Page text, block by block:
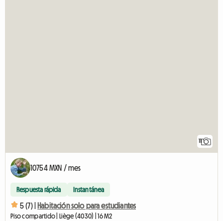
11
10754 MXN / mes
Respuesta rápida Instantánea
5 (7) | Habitación solo para estudiantes
Piso compartido | Liège (4030) | 16 M2